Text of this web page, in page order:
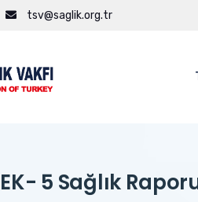
tsv@saglik.org.tr
5 Sağlık